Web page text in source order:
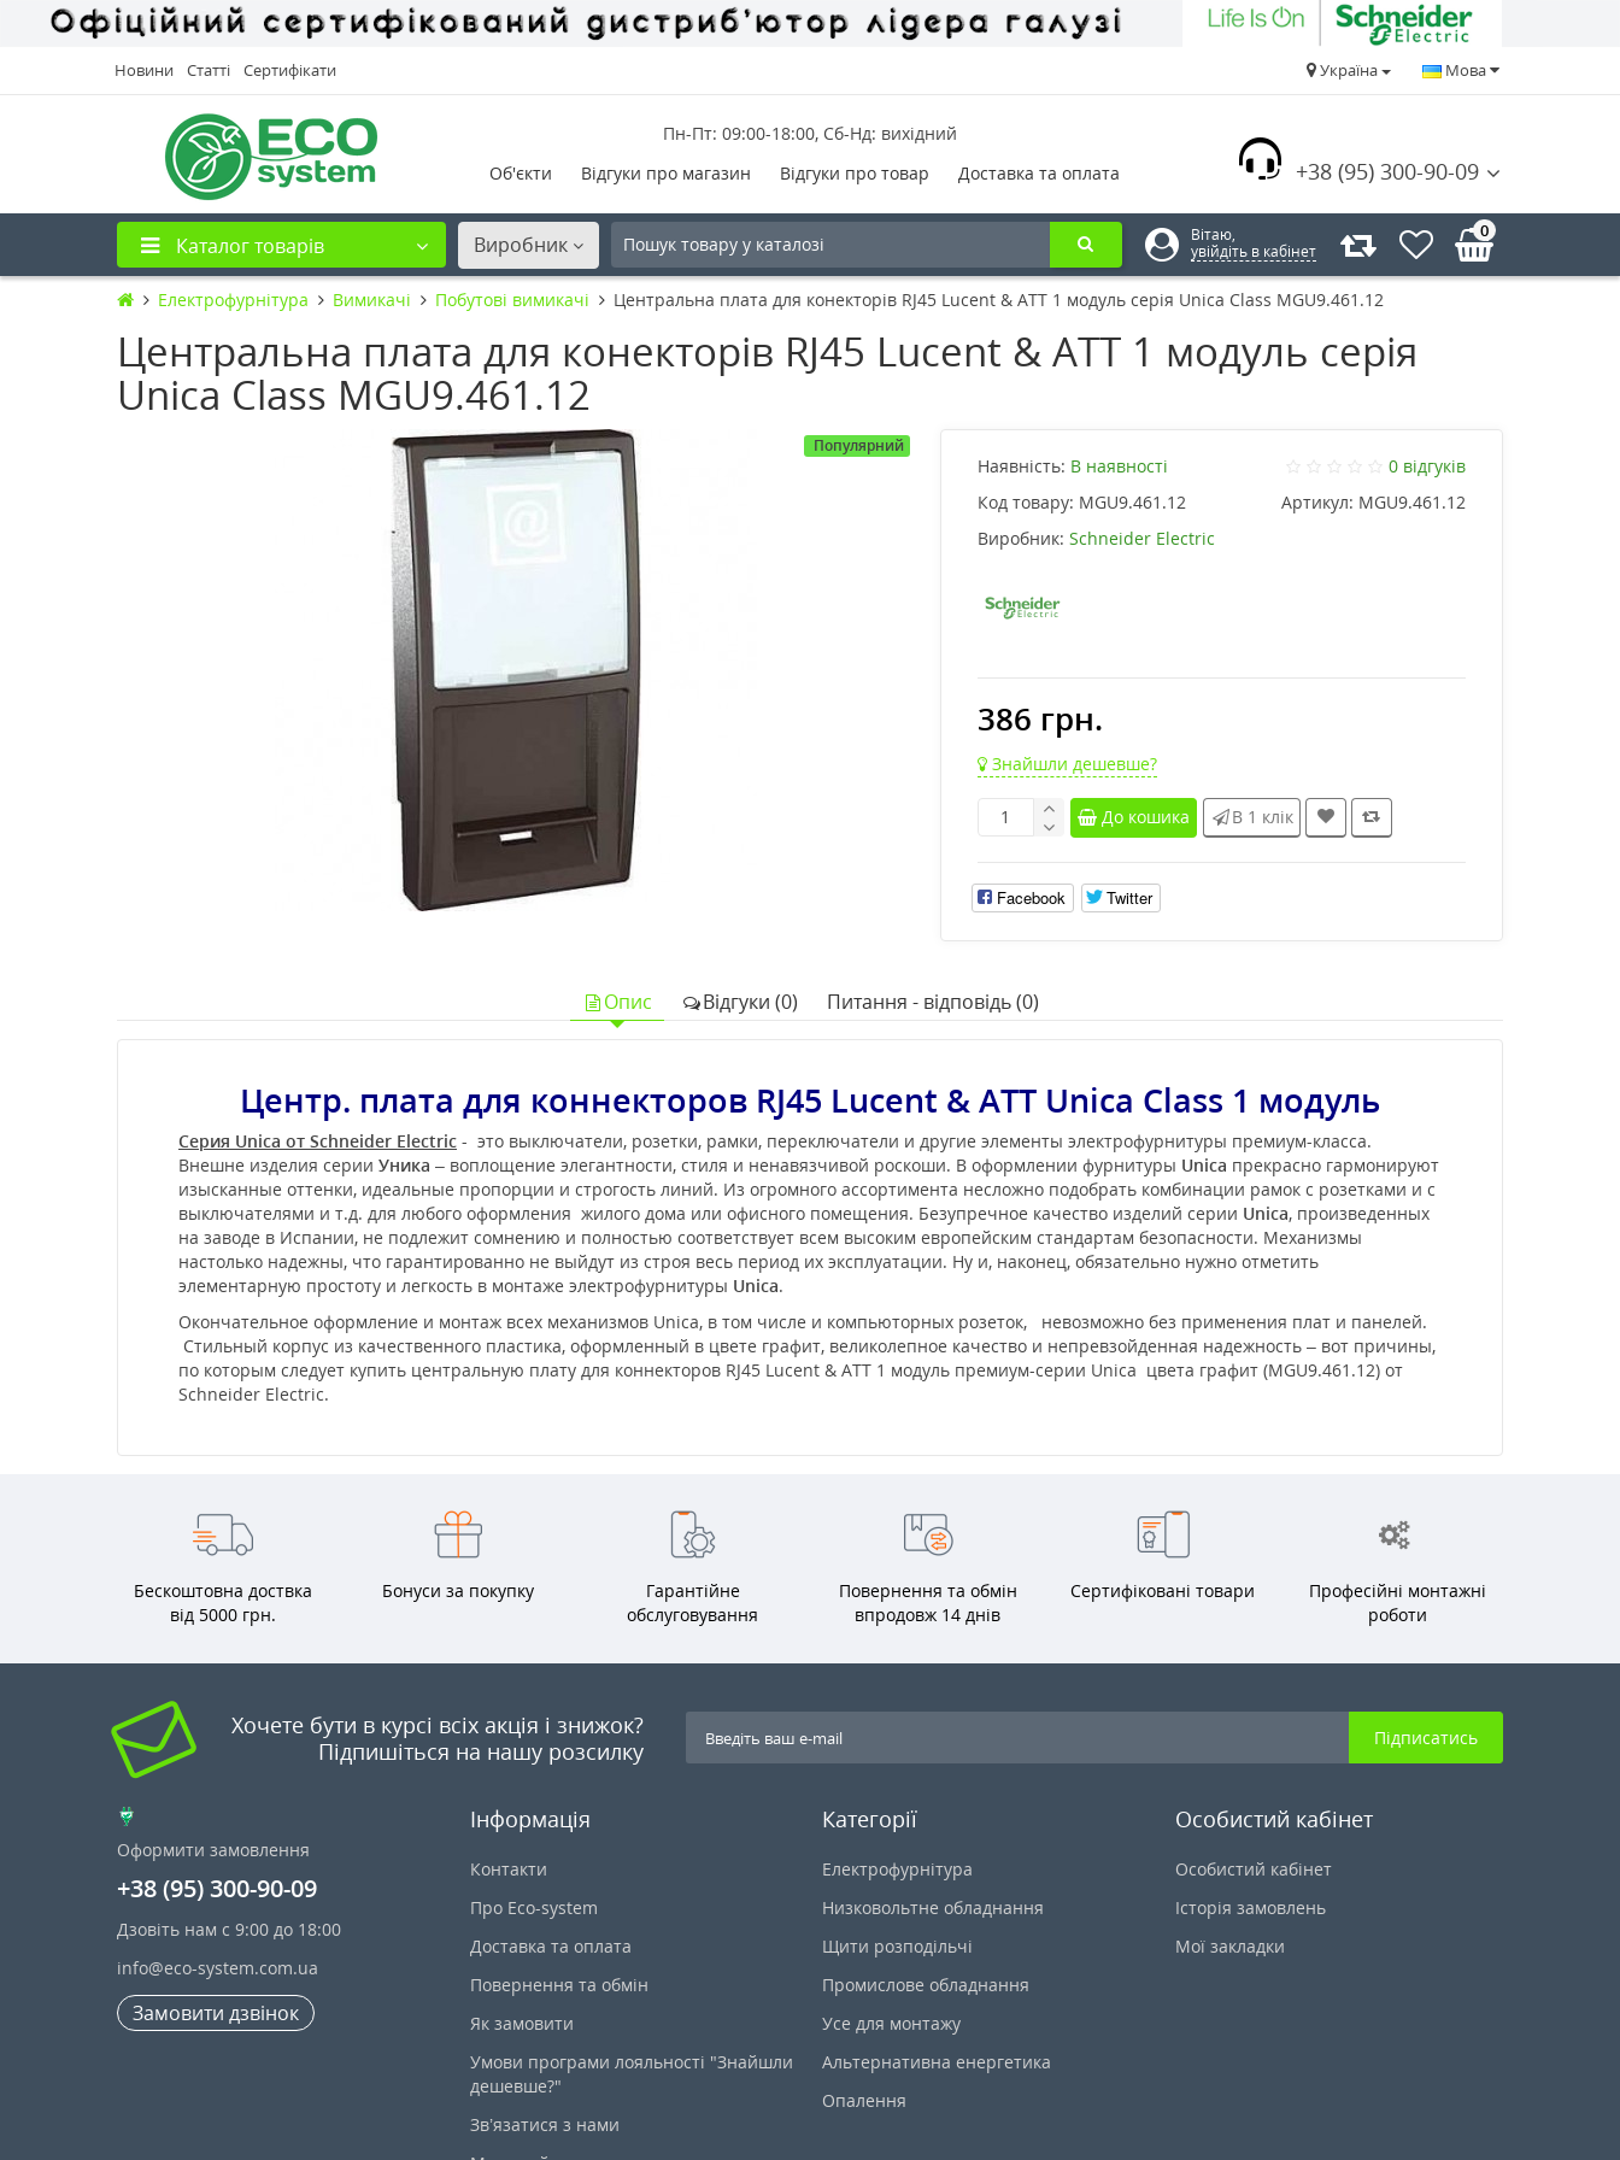
Новини Статті Сертифікати Мова
Україна
+38 (95) 300-90-09
Пн-Пт: 09:00-18:00, Сб-Нд: вихідний
Об'єкти
Відгуки про магазин Відгуки про товар Доставка та оплата
Каталог товарів Виробник
Вітаю,
увійдіть в кабінет
0
Електрофурнітура Вимикачі Побутові вимикачі Центральна плата для конекторів RJ45 Lucent & ATT 1 модуль серія Unica Class MGU9.461.12
Центральна плата для конекторів RJ45 Lucent & ATT 1 модуль серія
Unica Class MGU9.461.12
Популярний
Наявність: В наявності
0 відгуків
Код товару: MGU9.461.12 Артикул: MGU9.461.12
Виробник: Schneider Electric
386 грн.
Знайшли дешевше?
До кошика В 1 клік
Facebook Twitter
Опис Відгуки (0) Питання - відповідь (0)
Центр. плата для коннекторов RJ45 Lucent & ATT Unica Class 1 модуль
Серия Unica от Schneider Electric - это выключатели, розетки, рамки, переключатели и другие элементы электрофурнитуры премиум-класса.
Внешне изделия серии Уника – воплощение элегантности, стиля и ненавязчивой роскоши. В оформлении фурнитуры Unica прекрасно гармонируют
изысканные оттенки, идеальные пропорции и строгость линий. Из огромного ассортимента несложно подобрать комбинации рамок с розетками и с
выключателями и т.д. для любого оформления жилого дома или офисного помещения. Безупречное качество изделий серии Unica, произведенных
на заводе в Испании, не подлежит сомнению и полностью соответствует всем высоким европейским стандартам безопасности. Механизмы
настолько надежны, что гарантированно не выйдут из строя весь период их эксплуатации. Ну и, наконец, обязательно нужно отметить
элементарную простоту и легкость в монтаже электрофурнитуры Unica.
Окончательное оформление и монтаж всех механизмов Unica, в том числе и компьюторных розеток, невозможно без применения плат и панелей.
Стильный корпус из качественного пластика, оформленный в цвете графит, великолепное качество и непревзойденная надежность – вот причины,
по которым следует купить центральную плату для коннекторов RJ45 Lucent & ATT 1 модуль премиум-серии Unica цвета графит (MGU9.461.12) от
Schneider Electric.
Бескоштовна доствка
від 5000 грн.
Бонуси за покупку
Гарантійне
обслуговування
Повернення та обмін
впродовж 14 днів
Сертифіковані товари
Професійні монтажні
роботи
Хочете бути в курсі всіх акція і знижок?
Підпишіться на нашу розсилку
Підписатись
Оформити замовлення
+38 (95) 300-90-09
Дзовіть нам с 9:00 до 18:00
info@eco-system.com.ua
Замовити дзвінок
Інформація
Контакти
Про Eco-system
Доставка та оплата
Повернення та обмін
Як замовити
Умови програми лояльності "Знайшли
дешевше?"
Зв’язатися з нами
Категорії
Електрофурнітура
Низковольтне обладнання
Щити розподільчі
Промислове обладнання
Усе для монтажу
Альтернативна енергетика
Опалення
Особистий кабінет
Особистий кабінет
Історія замовлень
Мої закладки